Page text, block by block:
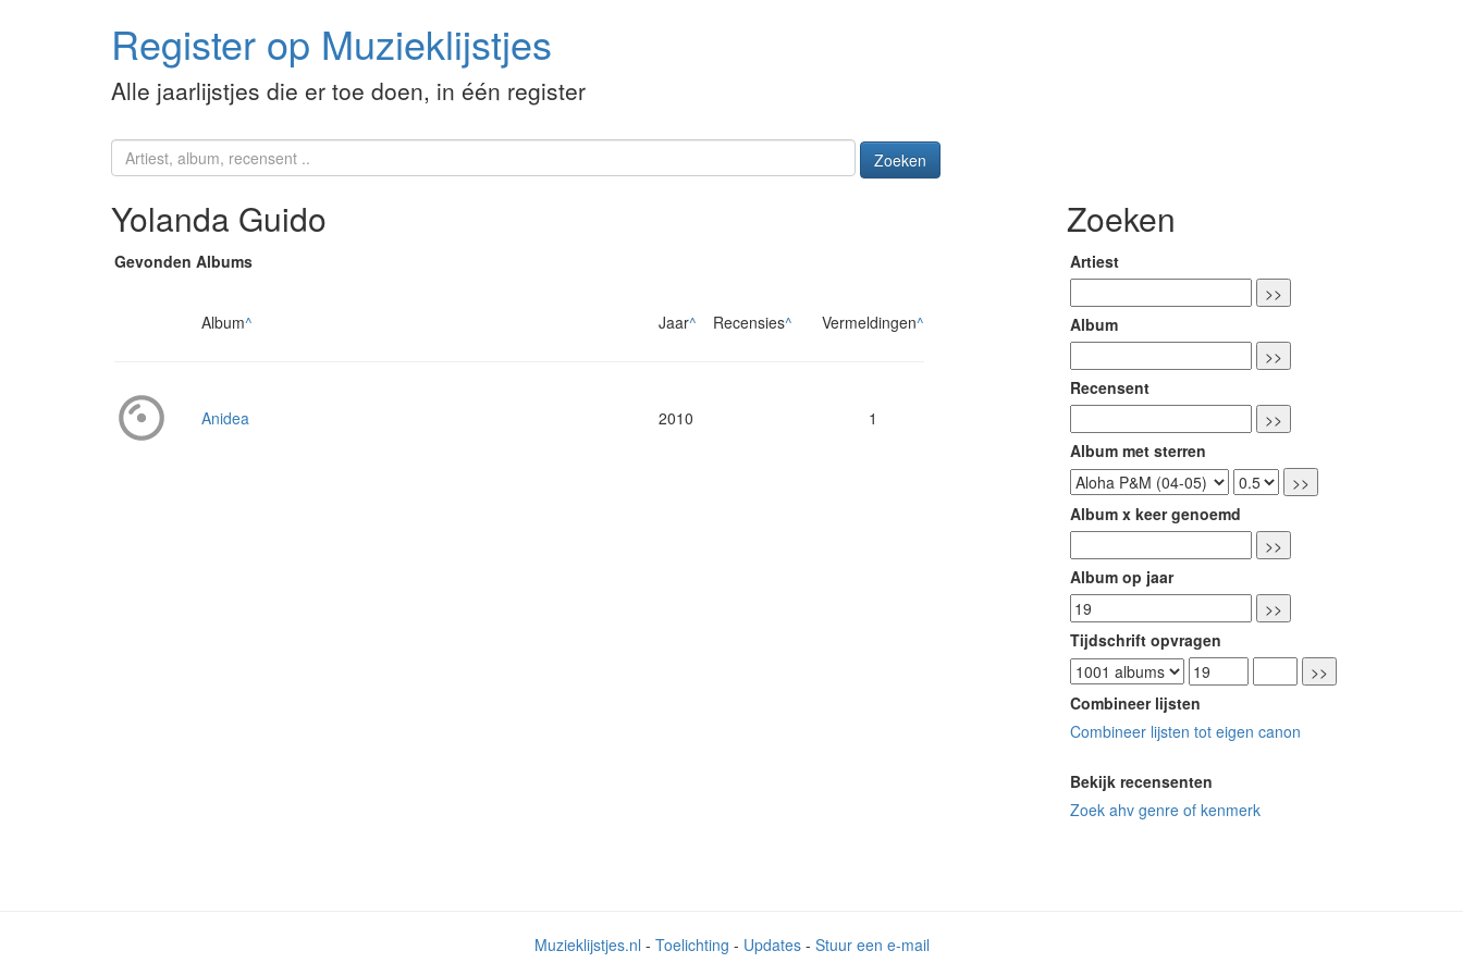
Register op Muzieklijstjes
Alle jaarlijstjes die er toe doen, in één register
Zoeken
Yolanda Guido
Gevonden Albums
Album^ Jaar^ Recensies^ Vermeldingen^
Anidea 2010 1
Zoeken
Artiest
Album
Recensent
Album met sterren
Album x keer genoemd
Album op jaar
Tijdschrift opvragen
Combineer lijsten
Combineer lijsten tot eigen canon
Bekijk recensenten
Zoek ahv genre of kenmerk
Muzieklijstjes.nl - Toelichting - Updates- Stuur een e-mail